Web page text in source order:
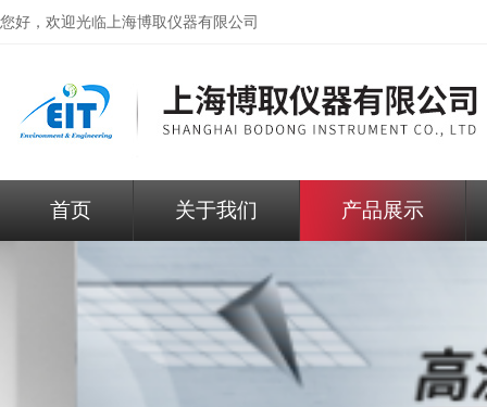
您好，欢迎光临上海博取仪器有限公司
首页 关于我们 产品展示